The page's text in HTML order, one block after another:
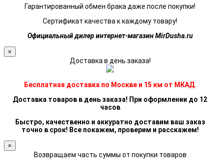
Гарантированный обмен брака даже после покупки!
Сертификат качества к каждому товару!
Официальный дилер интернет-магазин MirDusha.ru
×
Доставка в день заказа!
Бесплатная доставка по Москве и 15 км от МКАД.
Доставка товаров в день заказа! При оформлении до 12
часов
Быстро, качественно и аккуратно доставим ваш заказ
точно в срок! Все покажем, проверим и расскажем!
×
Возвращаем часть суммы от покупки товаров